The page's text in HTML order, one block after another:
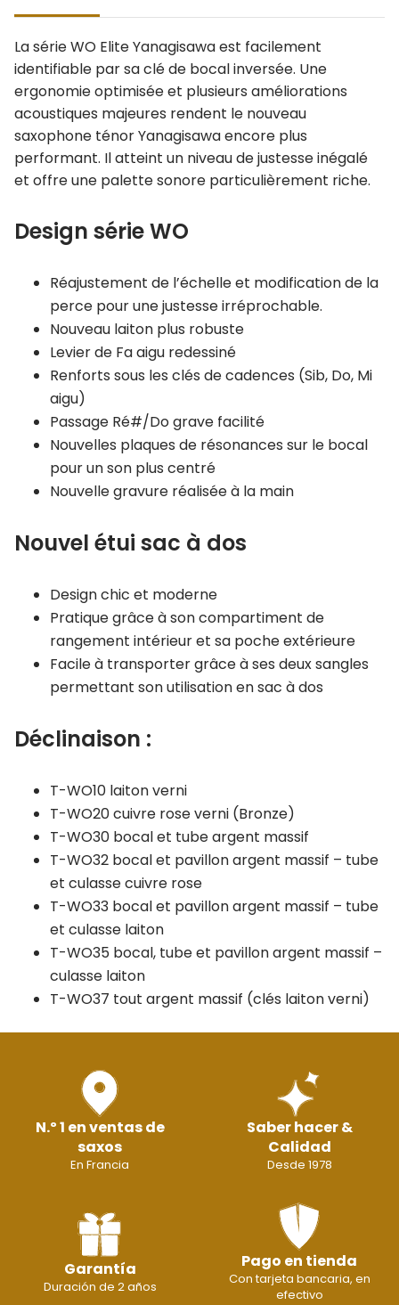
La série WO Elite Yanagisawa est facilement
identifiable par sa clé de bocal inversée. Une
ergonomie optimisée et plusieurs améliorations
acoustiques majeures rendent le nouveau
saxophone ténor Yanagisawa encore plus
performant. Il atteint un niveau de justesse inégalé
et offre une palette sonore particulièrement riche.
Design série WO
Réajustement de l’échelle et modification de la
perce pour une justesse irréprochable.
Nouveau laiton plus robuste
Levier de Fa aigu redessiné
Renforts sous les clés de cadences (Sib, Do, Mi
aigu)
Passage Ré#/Do grave facilité
Nouvelles plaques de résonances sur le bocal
pour un son plus centré
Nouvelle gravure réalisée à la main
Nouvel étui sac à dos
Design chic et moderne
Pratique grâce à son compartiment de
rangement intérieur et sa poche extérieure
Facile à transporter grâce à ses deux sangles
permettant son utilisation en sac à dos
Déclinaison :
T-WO10 laiton verni
T-WO20 cuivre rose verni (Bronze)
T-WO30 bocal et tube argent massif
T-WO32 bocal et pavillon argent massif – tube
et culasse cuivre rose
T-WO33 bocal et pavillon argent massif – tube
et culasse laiton
T-WO35 bocal, tube et pavillon argent massif –
culasse laiton
T-WO37 tout argent massif (clés laiton verni)
N.º 1 en ventas de
saxos
En Francia
Saber hacer &
Calidad
Desde 1978
Garantía
Duración de 2 años
Pago en tienda
Con tarjeta bancaria, en
efectivo